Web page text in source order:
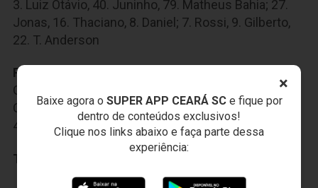
×
Baixe agora o SUPER APP CEARÁ SCe fique por
dentro de conteúdos exclusivos!
Clique nos links abaixo e faça parte dessa
experiência:
3. Luiz Otávio, 40. Juninho, 79. Matheus Bahia; 27.
Jonas, 16. Thaciano, 8. Daniel; 7. Rossi, 9. Gilberto,
22. T. Anderson
Reservas:
Gustavo Henrique, 28. Lucas Fonseca, 29. Juninho
Capixaba, 45. Patrick, 34, Lucas Araújo, 35. Edson,
47. Pablo, 11. Ruíz, 37. M. Douglas.
Técnico: